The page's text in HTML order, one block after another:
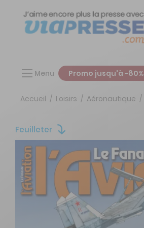
Menu Promo jusqu'à -80%
Accueil Loisirs Aéronautique
Feuilleter